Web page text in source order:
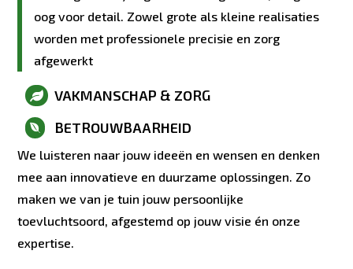
oog voor detail. Zowel grote als kleine realisaties
worden met professionele precisie en zorg
afgewerkt
 VAKMANSCHAP & ZORG
 BETROUWBAARHEID
We luisteren naar jouw ideeën en wensen en denken
mee aan innovatieve en duurzame oplossingen. Zo
maken we van je tuin jouw persoonlijke
toevluchtsoord, afgestemd op jouw visie én onze
expertise.